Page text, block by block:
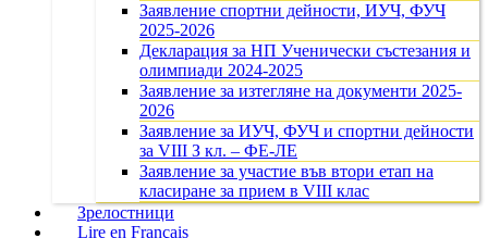
Заявление спортни дейности, ИУЧ, ФУЧ
2025-2026
Декларация за НП Ученически състезания и
олимпиади 2024-2025
Заявление за изтегляне на документи 2025-
2026
Заявление за ИУЧ, ФУЧ и спортни дейности
за VIII З кл. – ФЕ-ЛЕ
Заявление за участие във втори етап на
класиране за прием в VIII клас
Зрелостници
Lire en Français